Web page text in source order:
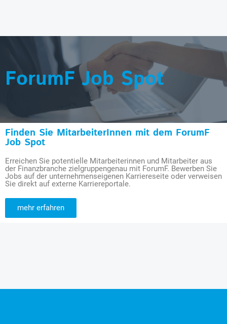
ForumF Job Spot
Finden Sie MitarbeiterInnen mit dem ForumF
Job Spot
Erreichen Sie potentielle Mitarbeiterinnen und Mitarbeiter aus
der Finanzbranche zielgruppengenau mit ForumF. Bewerben Sie
Jobs auf der unternehmenseigenen Karriereseite oder verweisen
Sie direkt auf externe Karriereportale.
mehr erfahren